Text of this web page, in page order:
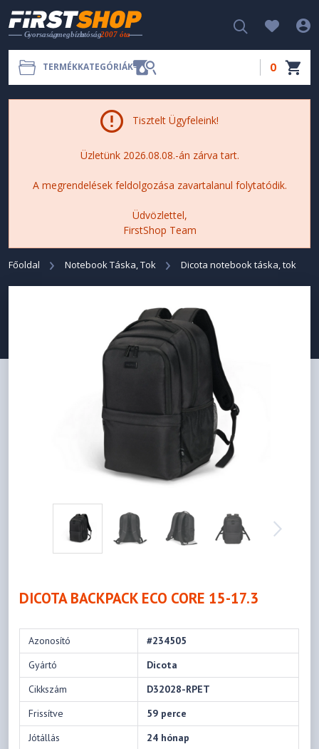
TERMÉKKATEGÓRIÁK 0
Tisztelt Ügyfeleink!
Üzletünk 2026.08.08.-án zárva tart.
A megrendelések feldolgozása zavartalanul folytatódik.
Üdvözlettel,
FirstShop Team
Főoldal Notebook Táska, Tok Dicota notebook táska, tok
DICOTA BACKPACK ECO CORE 15-17.3
Azonosító
#234505
Gyártó
Dicota
Cikkszám
D32028-RPET
Frissítve
59 perce
Jótállás
24 hónap